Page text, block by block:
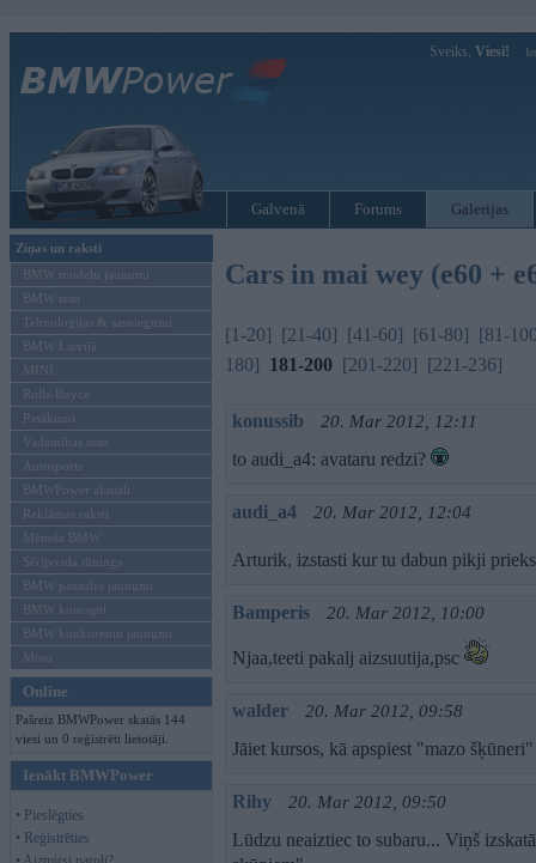
Sveiks, Viesi!
Galvenā Forums Galerijas
Ziņas un raksti
BMW modeļu jaunumi
BMW testi
Tehnoloģijas & sasniegumi
BMW Latvijā
MINI
Rolls-Royce
Pasākumi
Vadāmības tests
Autosports
BMWPower aktuāli
Reklāmas raksti
Mēneša BMW
Sērijveida tūnings
BMW pasaules jaunumi
BMW koncepti
BMW konkurentu jaunumi
Moto
Online
Pašreiz BMWPower skatās 144
viesi un 0 reģistrēti lietotāji.
Ienākt BMWPower
• Pieslēgties
• Reģistrēties
Cars in mai wey (e60 +
[1-20] [21-40] [41-60] [61-80] [81-
180] 181-200 [201-220] [221-236]
konussib 20. Mar 2012, 12:11
to audi_a4: avataru redzi?
audi_a4 20. Mar 2012, 12:04
Arturik, izstasti kur tu dabun pikji
Bamperis 20. Mar 2012, 10:00
Njaa,teeti pakalj aizsuutija,psc
walder 20. Mar 2012, 09:58
Jāiet kursos, kā apspiest "mazo
Rihy 20. Mar 2012, 09:50
Lūdzu neaiztiec to subaru... Viņš